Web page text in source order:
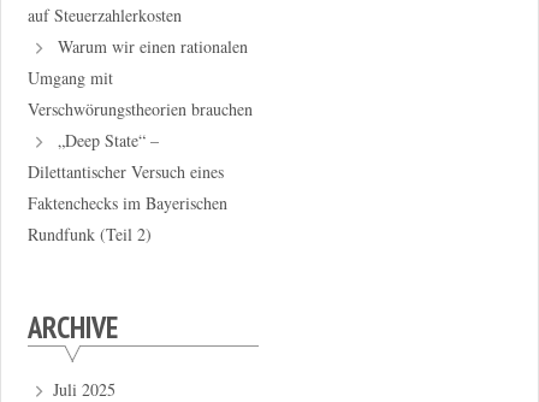
auf Steuerzahlerkosten
Warum wir einen rationalen
Umgang mit
Verschwörungstheorien brauchen
„Deep State“ –
Dilettantischer Versuch eines
Faktenchecks im Bayerischen
Rundfunk (Teil 2)
ARCHIVE
Juli 2025